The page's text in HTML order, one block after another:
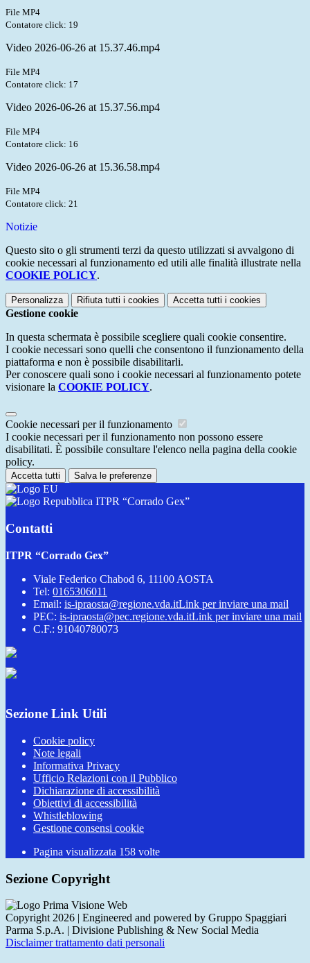
File MP4
Contatore click: 19
Video 2026-06-26 at 15.37.46.mp4
File MP4
Contatore click: 17
Video 2026-06-26 at 15.37.56.mp4
File MP4
Contatore click: 16
Video 2026-06-26 at 15.36.58.mp4
File MP4
Contatore click: 21
Notizie
Questo sito o gli strumenti terzi da questo utilizzati si avvalgono di
cookie necessari al funzionamento ed utili alle finalità illustrate nella
COOKIE POLICY.
Personalizza Rifiuta tutti i cookies Accetta tutti i cookies
Gestione cookie
In questa schermata è possibile scegliere quali cookie consentire.
I cookie necessari sono quelli che consentono il funzionamento della
piattaforma e non è possibile disabilitarli.
Per conoscere quali sono i cookie necessari al funzionamento potete
visionare la COOKIE POLICY.
Cookie necessari per il funzionamento
I cookie necessari per il funzionamento non possono essere
disabilitati. È possibile consultare l'elenco nella pagina della cookie
policy.
Accetta tutti Salva le preferenze
ITPR “Corrado Gex”
Contatti
ITPR “Corrado Gex”
Viale Federico Chabod 6, 11100 AOSTA
Tel: 0165306011
Email: is-ipraosta@regione.vda.itLink per inviare una mail
PEC: is-ipraosta@pec.regione.vda.itLink per inviare una mail
C.F.: 91040780073
Sezione Link Utili
Cookie policy
Note legali
Informativa Privacy
Ufficio Relazioni con il Pubblico
Dichiarazione di accessibilità
Obiettivi di accessibilità
Whistleblowing
Gestione consensi cookie
Pagina visualizzata 158 volte
Sezione Copyright
Copyright 2026 | Engineered and powered by Gruppo Spaggiari
Parma S.p.A. | Divisione Publishing & New Social Media
Disclaimer trattamento dati personali